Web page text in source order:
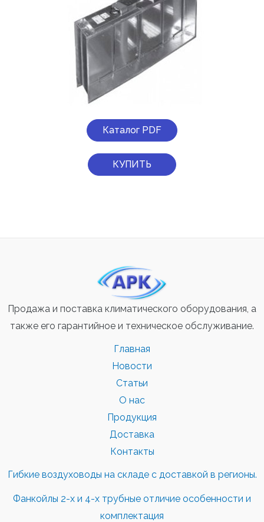
Каталог PDF
КУПИТЬ
Продажа и поставка климатического оборудования, а
также его гарантийное и техническое обслуживание.
Главная
Новости
Статьи
О нас
Продукция
Доставка
Контакты
Гибкие воздуховоды на складе с доставкой в регионы.
Фанкойлы 2-х и 4-х трубные отличие особенности и
комплектация